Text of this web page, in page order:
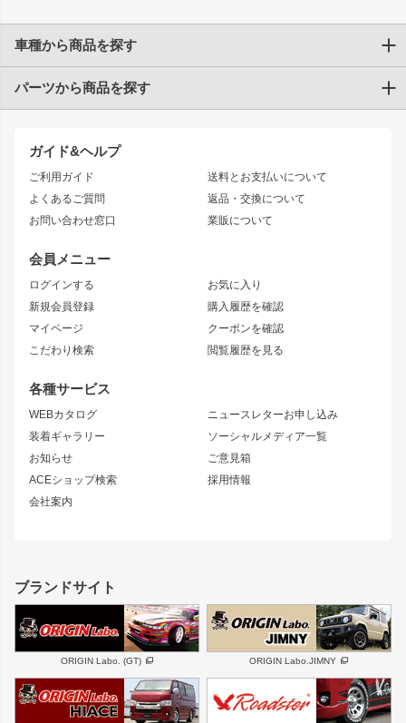
ガイド&ヘルプ
ご利用ガイド
よくあるご質問
お問い合わせ窓口
送料とお支払いについて
返品・交換について
業販について
会員メニュー
ログインする
新規会員登録
マイページ
こだわり検索
お気に入り
購入履歴を確認
クーポンを確認
閲覧履歴を見る
各種サービス
WEBカタログ
装着ギャラリー
お知らせ
ACEショップ検索
会社案内
ニュースレターお申し込み
ソーシャルメディア一覧
ご意見箱
採用情報
車種から商品を探す
トヨタ
JZX90 CHASER
JZX110 MARK II
JZX100 MARK II
JZX90 MARK II
トレノ
マークX
アリスト
ソアラ
アルテッツァ
ニッサン
S15 シルビア
S14 シルビア 後期
S13 シルビア
180SX
シルエイティ
ワンビア
ローレル
セフィーロ
キャラバン
スズキ
GS350
SC
スバル 三菱
デリカ D:5
軽自動車 汎用
パーツから商品を探す
エアロシリーズ
ドリフトライン
風神
雷神
レーシングライン
アタックライン
ストリームライン
リアウイング
ジムニーパーツ
ホイール
MUD-S7
MUD-SR7
まつど家 鉄漢
ボンネット
フェンダー
サイドパーツ
リアゲート
メンテナンスパーツ
ハイエースパーツ
ホイール
DAYTONA-RS
DAYTONA-RS NEO
ブランドサイト
ORIGIN Labo. (GT) ORIGIN Labo.JIMNY